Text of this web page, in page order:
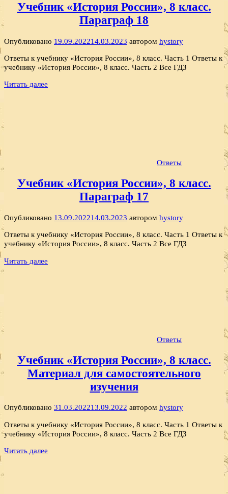
Учебник «История России», 8 класс.
Параграф 18
Опубликовано 19.09.202214.03.2023 автором hystory
Ответы к учебнику «История России», 8 класс. Часть 1 Ответы к
учебнику «История России», 8 класс. Часть 2 Все ГДЗ
Читать далее
Ответы
Учебник «История России», 8 класс.
Параграф 17
Опубликовано 13.09.202214.03.2023 автором hystory
Ответы к учебнику «История России», 8 класс. Часть 1 Ответы к
учебнику «История России», 8 класс. Часть 2 Все ГДЗ
Читать далее
Ответы
Учебник «История России», 8 класс.
Материал для самостоятельного
изучения
Опубликовано 31.03.202213.09.2022 автором hystory
Ответы к учебнику «История России», 8 класс. Часть 1 Ответы к
учебнику «История России», 8 класс. Часть 2 Все ГДЗ
Читать далее